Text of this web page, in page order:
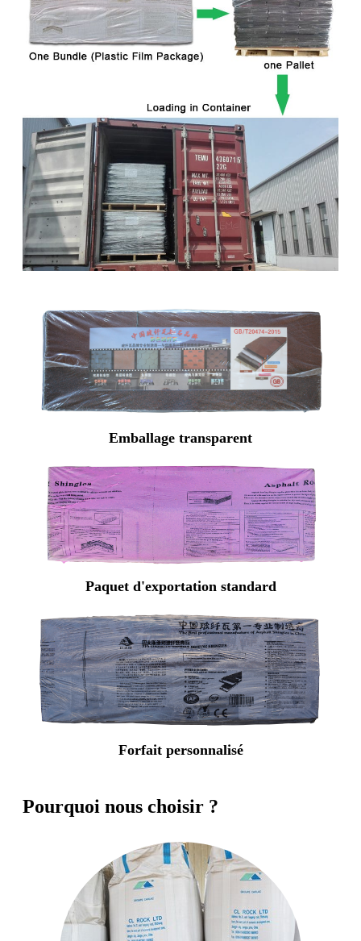
Emballage transparent
Paquet d'exportation standard
Forfait personnalisé
Pourquoi nous choisir ?